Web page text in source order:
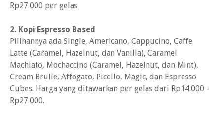
Rp27.000 per gelas
2. Kopi Espresso Based
Pilihannya ada Single, Americano, Cappucino, Caffe
Latte (Caramel, Hazelnut, dan Vanilla), Caramel
Machiato, Mochaccino (Caramel, Hazelnut, dan Mint),
Cream Brulle, Affogato, Picollo, Magic, dan Espresso
Cubes. Harga yang ditawarkan per gelas dari Rp14.000 -
Rp27.000.